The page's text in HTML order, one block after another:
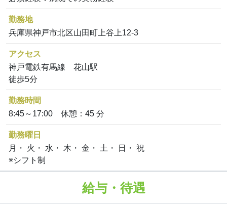
勤務地
兵庫県神戸市北区山田町上谷上12-3
アクセス
神戸電鉄有馬線 花山駅
徒歩5分
勤務時間
8:45～17:00 休憩：45 分
勤務曜日
月・ 火・ 水・ 木・ 金・ 土・ 日・ 祝
※シフト制
給与・待遇